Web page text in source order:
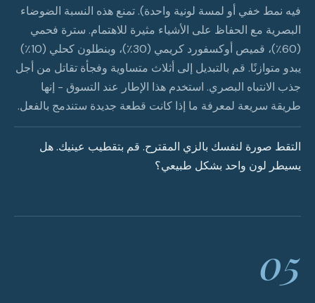
فيه نمط خفي أو لمسة لونية واحدة). تمنع هذه النسبة الضوضاء
البصرية مع الحفاظ على الأشياء مثيرة للاهتمام. سترة فحمي
(60٪)، قميص أوكسفورد كريمي (30٪)، وبنطلون كحلي (10٪)
يبدو متوازنًا. قم بالتبديل إلى أثلاث متساوية وفجأة تقاتل من أجل
جذب الانتباه البصري. استخدم هذا الإطار عند التسوق - إنها
طريقة سريعة لمعرفة ما إذا كانت قطعة جديدة ستندمج بالفعل.
التقط صورة لنفسك بالزي المقترح. قم بتقطيب عينيك. هل
يسيطر لون واحد بشكل طبيعي؟
05